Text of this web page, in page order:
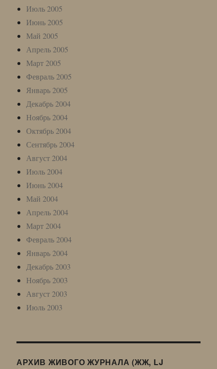
Июль 2005
Июнь 2005
Май 2005
Апрель 2005
Март 2005
Февраль 2005
Январь 2005
Декабрь 2004
Ноябрь 2004
Октябрь 2004
Сентябрь 2004
Август 2004
Июль 2004
Июнь 2004
Май 2004
Апрель 2004
Март 2004
Февраль 2004
Январь 2004
Декабрь 2003
Ноябрь 2003
Август 2003
Июль 2003
АРХИВ ЖИВОГО ЖУРНАЛА (ЖЖ, LJ